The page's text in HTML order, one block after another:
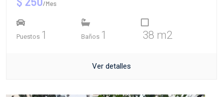
/Mes
Puestos 1 Baños 1 38 m2
Ver detalles